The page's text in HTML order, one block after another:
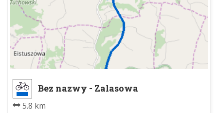
Bez nazwy - Zalasowa
5.8 km